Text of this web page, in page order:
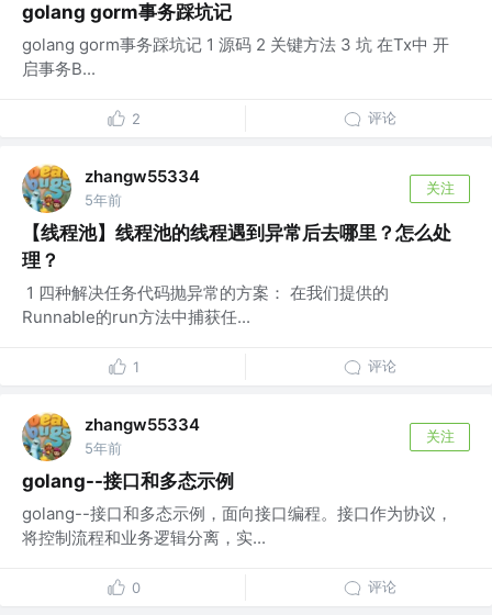
golang gorm事务踩坑记
golang gorm事务踩坑记​ 1 源码 2 关键方法 3 坑 在Tx中 开
启事务B...
2 评论
zhangw55334
5年前
关注
【线程池】线程池的线程遇到异常后去哪里？怎么处
理？
​ 1 四种解决任务代码抛异常的方案： 在我们提供的
Runnable的run方法中捕获任...
1 评论
zhangw55334
5年前
关注
golang--接口和多态示例
golang--接口和多态示例，面向接口编程。接口作为协议，
将控制流程和业务逻辑分离，实...
0 评论